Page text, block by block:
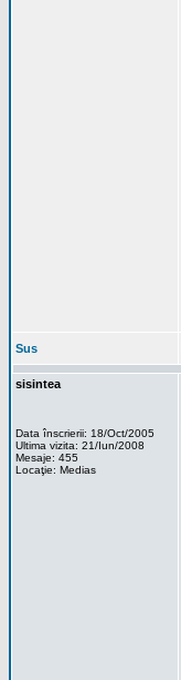
Sus
sisintea
Data înscrierii: 18/Oct/2005
Ultima vizita: 21/Iun/2008
Mesaje: 455
Locaţie: Medias